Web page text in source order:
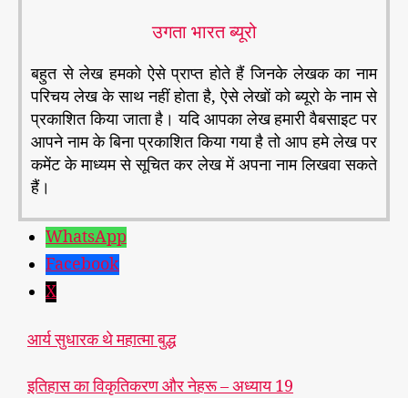
उगता भारत ब्यूरो
बहुत से लेख हमको ऐसे प्राप्त होते हैं जिनके लेखक का नाम
परिचय लेख के साथ नहीं होता है, ऐसे लेखों को ब्यूरो के नाम से
प्रकाशित किया जाता है। यदि आपका लेख हमारी वैबसाइट पर
आपने नाम के बिना प्रकाशित किया गया है तो आप हमे लेख पर
कमेंट के माध्यम से सूचित कर लेख में अपना नाम लिखवा सकते
हैं।
WhatsApp
Facebook
X
आर्य सुधारक थे महात्मा बुद्ध
इतिहास का विकृतिकरण और नेहरू – अध्याय 19